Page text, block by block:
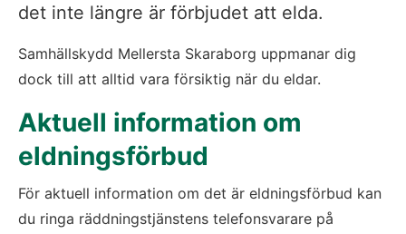
det inte längre är förbjudet att elda.
Samhällskydd Mellersta Skaraborg uppmanar dig
dock till att alltid vara försiktig när du eldar.
Aktuell information om
eldningsförbud
För aktuell information om det är eldningsförbud kan
du ringa räddningstjänstens telefonsvarare på